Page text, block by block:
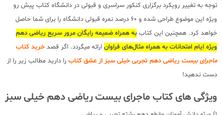
توجه به تغییر رویکرد برگزاری کنکور سراسری و قبولی در دانشگاه کتاب پیش رو
ویژه این موضوع طراحی شده و 60 درصد نمره قبولی دانشگاه را برای شما حاصل
خواهد کرد. همچنین این کتاب به همراه ضمیمه رایگان مرور سریع ریاضی دهم
ویژه ایام امتحانات به همراه مثال‌های فراوان ارائه میگردد. اگر قصد خرید کتاب
ماجرای بیست ریاضی دهم تجربی خیلی سبز از عشق کتاب را دارید مطالب زیر را از
دست ندهید!
ویژگی های کتاب ماجرای بیست ریاضی دهم خیلی سبز